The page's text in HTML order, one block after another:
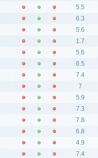
5.5
6.3
5.6
1.7
5.6
6.5
7.4
7
5.9
7.3
7.8
6.8
4.9
7.4